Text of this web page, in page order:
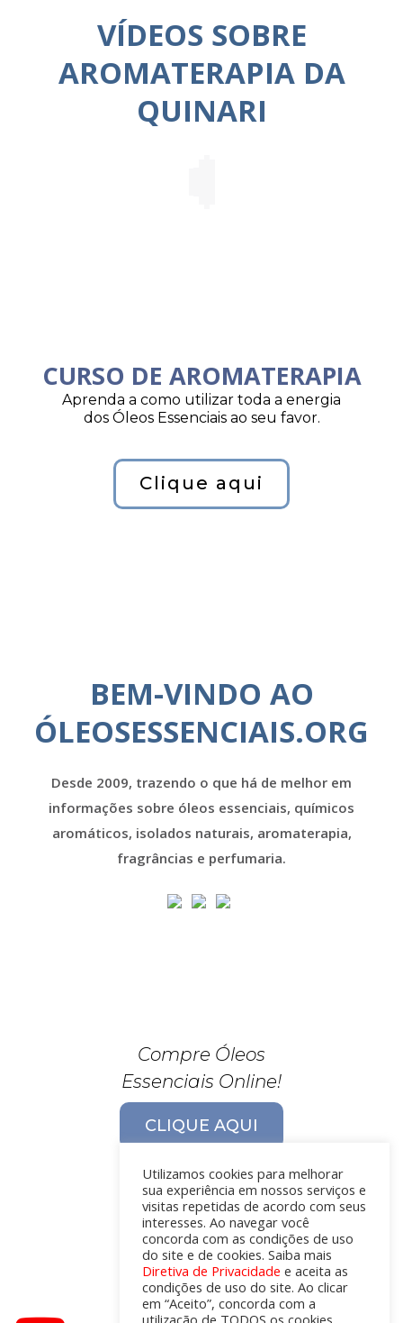
VÍDEOS SOBRE
AROMATERAPIA DA
QUINARI
CURSO DE AROMATERAPIA
Aprenda a como utilizar toda a energia
dos Óleos Essenciais ao seu favor.
Clique aqui
BEM-VINDO AO
ÓLEOSESSENCIAIS.ORG
Desde 2009, trazendo o que há de melhor em
informações sobre óleos essenciais, químicos
aromáticos, isolados naturais, aromaterapia,
fragrâncias e perfumaria.
Compre Óleos
Essenciais Online!
CLIQUE AQUI
Utilizamos cookies para melhorar
sua experiência em nossos serviços e
visitas repetidas de acordo com seus
interesses. Ao navegar você
concorda com as condições de uso
do site e de cookies. Saiba mais
Diretiva de Privacidade e aceita as
condições de uso do site. Ao clicar
em “Aceito”, concorda com a
utilização de TODOS os cookies.